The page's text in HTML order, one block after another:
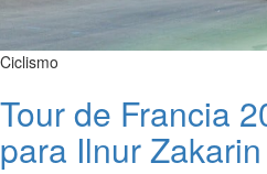
Ciclismo
Tour de Francia
para Ilnur